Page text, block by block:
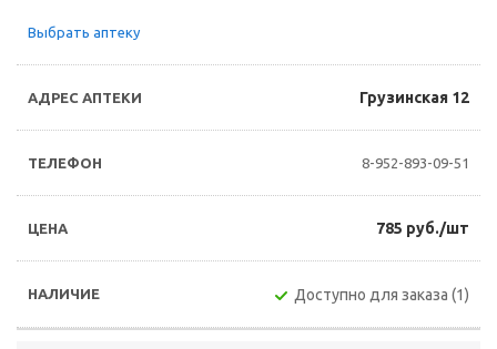
Выбрать аптеку
Грузинская 12
8-952-893-09-51
785 руб./шт
Доступно для заказа (1)